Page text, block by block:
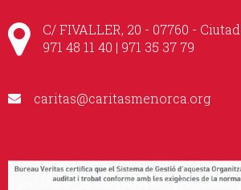
C/ FIVALLER, 20 - 07760 -
971 48 11 40 | 971 35 37 79
caritas@caritasmenorca.org